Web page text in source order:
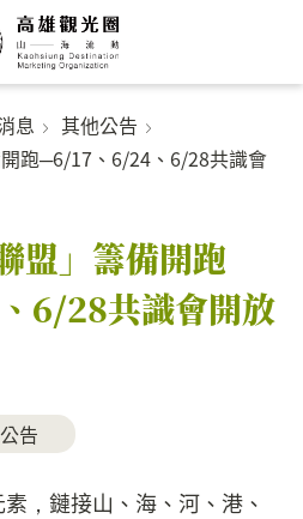
息
其他公告
開跑─6/17、6/24、6/28共識會
盟」籌備開跑
6/28共識會開放
告
，鏈接山、海、河、港、